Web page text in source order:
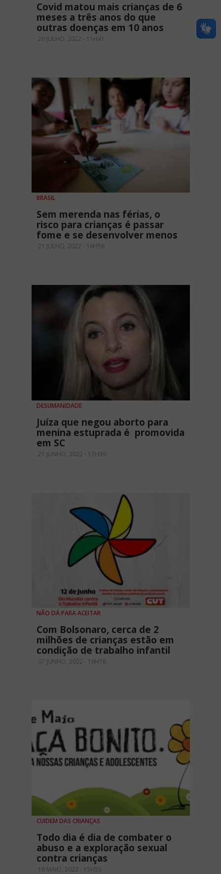
Covid matou mais crianças de 6
meses a três anos do que
outras doenças em 10 anos
26 JULHO, 2022 - 11H41
BRASIL
Sem merenda nas férias, o
risco para crianças é passar
fome e se desenvolver menos
21 JULHO, 2022 - 16H58
DESUMANIDADE
Juíza que negou aborto para
menina estuprada é promovida
em SC
21 JUNHO, 2022 - 17H39
NÃO DÁ PARA ACEITAR
Com Bolsonaro, cerca de 2
milhões de crianças estão em
condição de trabalho infantil
07 JUNHO, 2022 - 16H18
CUIDEM DAS CRIANÇAS
Todo dia é dia de combater o
abuso e a exploração sexual
contra crianças
18 MAIO, 2022 - 15H55